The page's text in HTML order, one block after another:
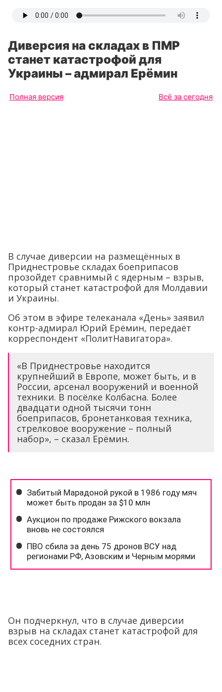
Диверсия на складах в ПМР
станет катастрофой для
Украины – адмирал Ерёмин
Полная версия Всё за сегодня
В случае диверсии на размещённых в
Приднестровье складах боеприпасов
прозойдет сравнимый с ядерным – взрыв,
который станет катастрофой для Молдавии
и Украины.
Об этом в эфире телеканала «День» заявил
контр-адмирал Юрий Ерёмин, передаёт
корреспондент «ПолитНавигатора».
«В Приднестровье находится
крупнейший в Европе, может быть, и в
России, арсенал вооружений и военной
техники. В посёлке Колбасна. Более
двадцати одной тысячи тонн
боеприпасов, бронетанковая техника,
стрелковое вооружение – полный
набор», – сказал Ерёмин.
Он подчеркнул, что в случае диверсии
взрыв на складах станет катастрофой для
всех соседних стран.